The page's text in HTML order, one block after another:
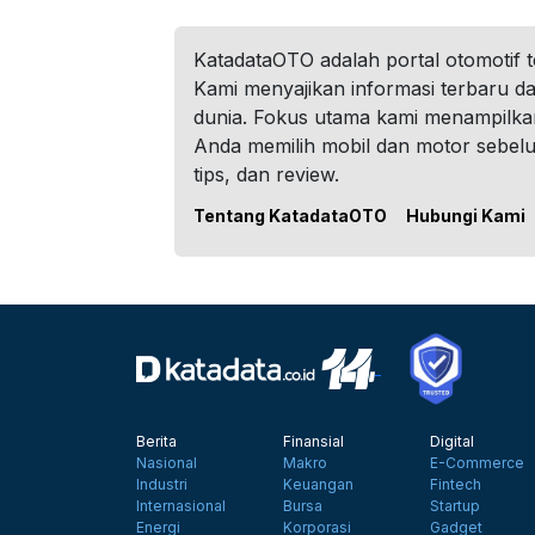
KatadataOTO adalah portal otomotif
Kami menyajikan informasi terbaru
dunia. Fokus utama kami
Anda memilih mobil dan motor
tips, dan review.
Tentang KatadataOTO Hubungi Kami
Berita
Nasional
Industri
Internasional
Energi
Finansial
Makro
Keuangan
Bursa
Korporasi
Digital
E-Commerce
Fintech
Startup
Gadget